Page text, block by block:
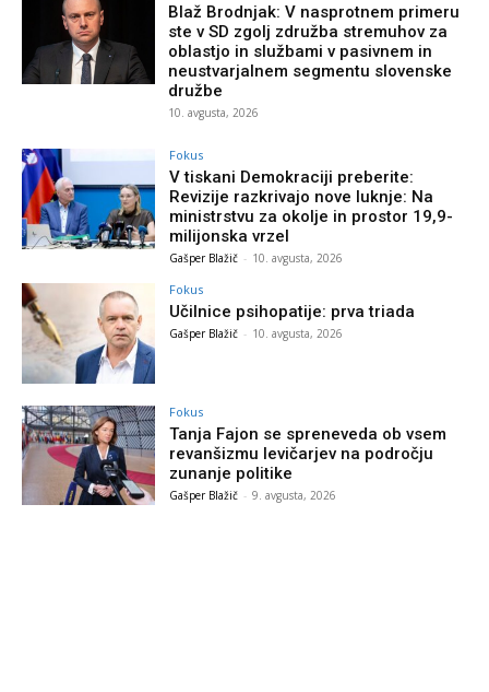
Blaž Brodnjak: V nasprotnem primeru
ste v SD zgolj združba stremuhov za
oblastjo in službami v pasivnem in
neustvarjalnem segmentu slovenske
družbe
10. avgusta, 2026
Fokus
V tiskani Demokraciji preberite:
Revizije razkrivajo nove luknje: Na
ministrstvu za okolje in prostor 19,9-
milijonska vrzel
Gašper Blažič - 10. avgusta, 2026
Fokus
Učilnice psihopatije: prva triada
Gašper Blažič - 10. avgusta, 2026
Fokus
Tanja Fajon se spreneveda ob vsem
revanšizmu levičarjev na področju
zunanje politike
Gašper Blažič - 9. avgusta, 2026